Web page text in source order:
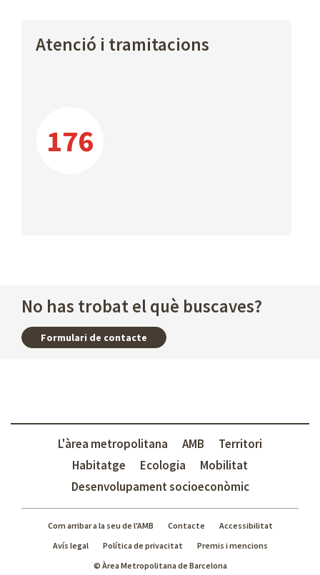
Atenció i tramitacions
176
No has trobat el què buscaves?
Formulari de contacte
L'àrea metropolitana AMB
Territori
Habitatge
Ecologia
Mobilitat
Desenvolupament socioeconòmic
Com arribar a la seu de l'AMB Contacte
Accessibilitat
Avís legal
Política de privacitat
Premis i mencions
© Àrea Metropolitana de Barcelona